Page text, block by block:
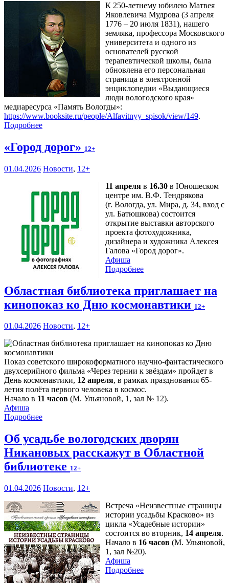
К 250-летнему юбилею Матвея
Яковлевича Мудрова (3 апреля
1776 – 20 июля 1831), нашего
земляка, профессора Московского
университета и одного из
основателей русской
терапевтической школы, была
обновлена его персональная
страница в электронной
энциклопедии «Выдающиеся
люди вологодского края»
медиаресурса «Память Вологды»:
https://www.booksite.ru/people/Alfavitnyy_spisok/view/149.
Подробнее
«Город дорог» 12+
01.04.2026 Новости, 12+
11 апреля в 16.30 в Юношеском
центре им. В.Ф. Тендрякова
(г. Вологда, ул. Мира, д. 34, вход с
ул. Батюшкова) состоится
открытие выставки авторского
проекта фотохудожника,
дизайнера и художника Алексея
Галова «Город дорог».
Афиша
Подробнее
Областная библиотека приглашает на
кинопоказ ко Дню космонавтики 12+
01.04.2026 Новости, 12+
Показ советского широкоформатного научно-фантастического
двухсерийного фильма «Через тернии к звёздам» пройдет в
День космонавтики, 12 апреля, в рамках празднования 65-
летия полёта первого человека в космос.
Начало в 11 часов (М. Ульяновой, 1, зал № 12).
Афиша
Подробнее
Об усадьбе вологодских дворян
Никановых расскажут в Областной
библиотеке 12+
01.04.2026 Новости, 12+
Встреча «Неизвестные страницы
истории усадьбы Красково» из
цикла «Усадебные истории»
состоится во вторник, 14 апреля.
Начало в 16 часов (М. Ульяновой,
1, зал №20).
Афиша
Подробнее